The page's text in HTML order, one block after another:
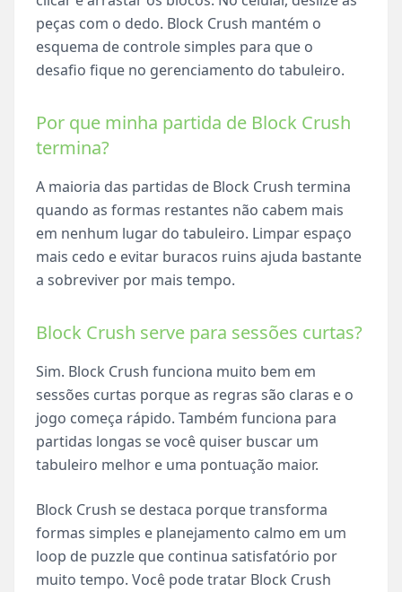
peças com o dedo. Block Crush mantém o
esquema de controle simples para que o
desafio fique no gerenciamento do tabuleiro.
Por que minha partida de Block Crush
termina?
A maioria das partidas de Block Crush termina
quando as formas restantes não cabem mais
em nenhum lugar do tabuleiro. Limpar espaço
mais cedo e evitar buracos ruins ajuda bastante
a sobreviver por mais tempo.
Block Crush serve para sessões curtas?
Sim. Block Crush funciona muito bem em
sessões curtas porque as regras são claras e o
jogo começa rápido. Também funciona para
partidas longas se você quiser buscar um
tabuleiro melhor e uma pontuação maior.
Block Crush se destaca porque transforma
formas simples e planejamento calmo em um
loop de puzzle que continua satisfatório por
muito tempo. Você pode tratar Block Crush